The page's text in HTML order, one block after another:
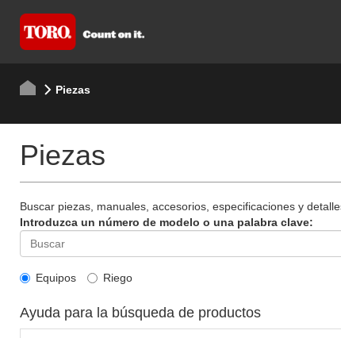
Piezas
Piezas
Buscar piezas, manuales, accesorios, especificaciones y
Introduzca un número de modelo o una palabra clave:
Equipos Riego
Ayuda para la búsqueda de productos